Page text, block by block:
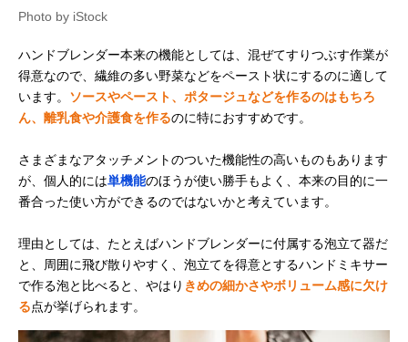
Photo by iStock
ハンドブレンダー本来の機能としては、混ぜてすりつぶす作業が
得意なので、繊維の多い野菜などをペースト状にするのに適して
います。
ソースやペースト、ポタージュなどを作るのはもちろ
ん、離乳食や介護食を作るのに特におすすめです。
さまざまなアタッチメントのついた機能性の高いものもあります
が、個人的には単機能のほうが使い勝手もよく、本来の目的に一
番合った使い方ができるのではないかと考えています。
理由としては、たとえばハンドブレンダーに付属する泡立て器だ
と、周囲に飛び散りやすく、泡立てを得意とするハンドミキサー
で作る泡と比べると、やはり きめの細かさやボリューム感に欠け
る点が挙げられます。